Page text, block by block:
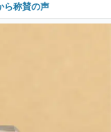
ら称賛の声